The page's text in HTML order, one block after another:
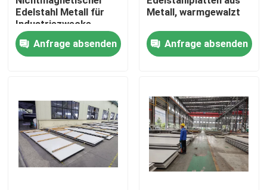
Edelstahlblech-Metall
Edelstahlblech-Spule
Stab aus Edelstahl
Edelstahl Metall für
Industriezwecke
Anfrage absenden
Metall, warmgewalzt
Anfrage absenden